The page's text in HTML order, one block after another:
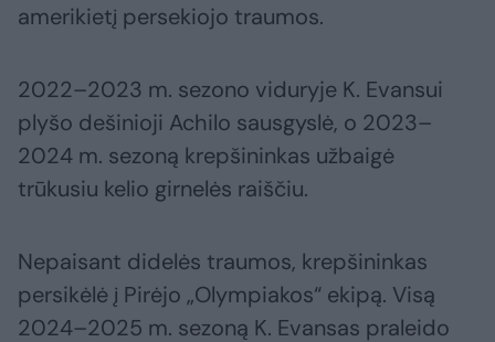
amerikietį persekiojo traumos.
2022–2023 m. sezono viduryje K. Evansui
plyšo dešinioji Achilo sausgyslė, o 2023–
2024 m. sezoną krepšininkas užbaigė
trūkusiu kelio girnelės raiščiu.
Nepaisant didelės traumos, krepšininkas
persikėlė į Pirėjo „Olympiakos“ ekipą. Visą
2024–2025 m. sezoną K. Evansas praleido